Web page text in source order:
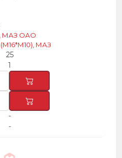
МАЗ ОАО
(М16*М10), МАЗ
25
1
-
-